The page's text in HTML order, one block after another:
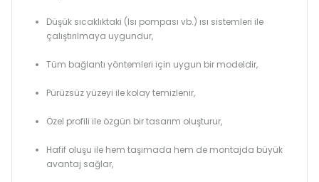
Düşük sıcaklıktaki (Isı pompası vb.) ısı sistemleri ile
çalıştırılmaya uygundur,
Tüm bağlantı yöntemleri için uygun bir modeldir,
Pürüzsüz yüzeyi ile kolay temizlenir,
Özel profili ile özgün bir tasarım oluşturur,
Hafif oluşu ile hem taşımada hem de montajda büyük
avantaj sağlar,